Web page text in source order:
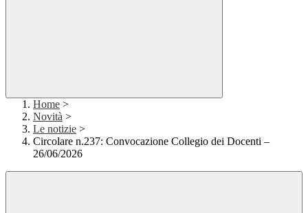
Home >
Novità >
Le notizie >
Circolare n.237: Convocazione Collegio dei Docenti –
26/06/2026